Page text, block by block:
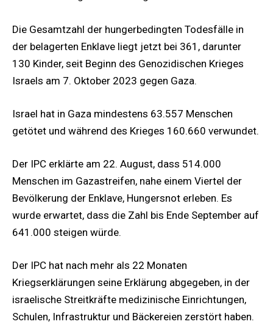
Die Gesamtzahl der hungerbedingten Todesfälle in
der belagerten Enklave liegt jetzt bei 361, darunter
130 Kinder, seit Beginn des Genozidischen Krieges
Israels am 7. Oktober 2023 gegen Gaza.
Israel hat in Gaza mindestens 63.557 Menschen
getötet und während des Krieges 160.660 verwundet.
Der IPC erklärte am 22. August, dass 514.000
Menschen im Gazastreifen, nahe einem Viertel der
Bevölkerung der Enklave, Hungersnot erleben. Es
wurde erwartet, dass die Zahl bis Ende September auf
641.000 steigen würde.
Der IPC hat nach mehr als 22 Monaten
Kriegserklärungen seine Erklärung abgegeben, in der
israelische Streitkräfte medizinische Einrichtungen,
Schulen, Infrastruktur und Bäckereien zerstört haben.